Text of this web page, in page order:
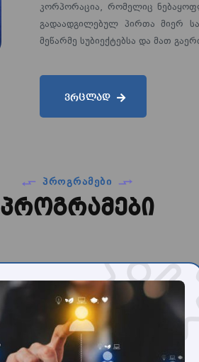
კორპორაცია, რომელიც
გადაადგილებულ პირთა მიერ
მეწარმე სუბიექტებსა და მათ
ᲕᲠᲪᲚᲐᲓ
ᲞᲠᲝᲒᲠᲐᲛᲔᲑᲘ
პროგრამები